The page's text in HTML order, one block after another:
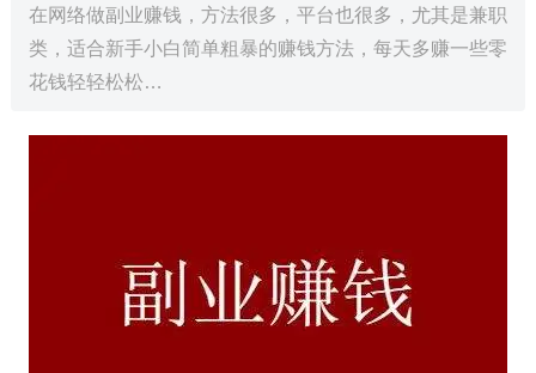
在网络做副业赚钱，方法很多，平台也很多，尤其是兼职
类，适合新手小白简单粗暴的赚钱方法，每天多赚一些零
花钱轻轻松松…